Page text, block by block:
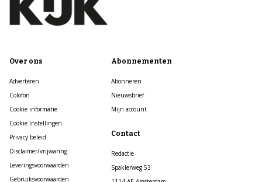
Over ons
Adverteren
Colofon
Cookie informatie
Cookie Instellingen
Privacy beleid
Disclaimer/vrijwaring
Leveringsvoorwaarden
Gebruiksvoorwaarden
Abonnementen
Abonneren
Nieuwsbrief
Mijn account
Contact
Redactie
Spaklerweg 53